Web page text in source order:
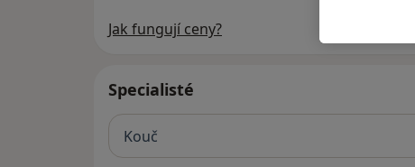
Jak fungují ceny?
Specialisté
Kouč